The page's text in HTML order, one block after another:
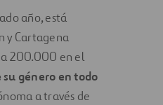
año, está
y Cartagena
a 200.000 en el
género en todo
a través de